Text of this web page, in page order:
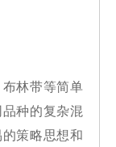
林带等简单
种的复杂混
策略思想和